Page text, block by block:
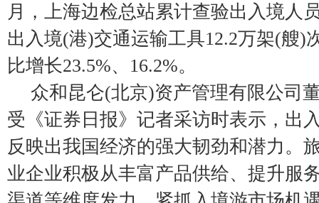
月，上海边检总站累计查验出入境人
出入境(港)交通运输工具12.2万架(艘)
比增长23.5%、16.2%。
众和昆仑(北京)资产管理有限公司
受《证券日报》记者采访时表示，出
反映出我国经济的强大韧劲和潜力。
业企业积极从丰富产品供给、提升服